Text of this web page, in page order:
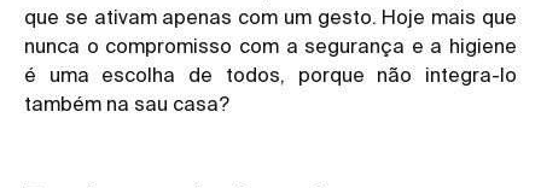
que se ativam apenas com um gesto. Hoje mais que
nunca o compromisso com a segurança e a higiene
é uma escolha de todos, porque não integra-lo
também na sau casa?